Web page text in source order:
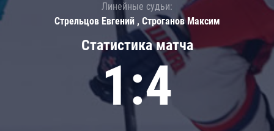
Статистика матча
1:4
Линейные судьи:
Стрельцов Евгений , Строганов Максим